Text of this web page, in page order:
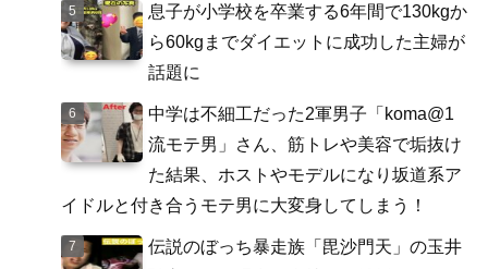
息子が小学校を卒業する6年間で130kgか
ら60kgまでダイエットに成功した主婦が
話題に
中学は不細工だった2軍男子「koma@1
流モテ男」さん、筋トレや美容で垢抜け
た結果、ホストやモデルになり坂道系ア
イドルと付き合うモテ男に大変身してしまう！
伝説のぼっち暴走族「毘沙門天」の玉井